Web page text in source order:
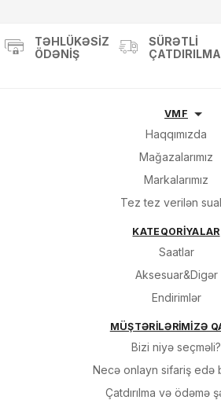
TƏHLÜKƏSIZ
ÖDƏNIŞ
SÜRƏTLI
ÇATDIRILMA
VMF
Haqqımızda
Mağazalarımız
Markalarımız
Tez tez verilən
KATEQORİYALAR
Saatlar
Aksesuar&Digər
Endirimlər
MÜŞTƏRİLƏRİMİZƏ
Bizi niyə seçməli?
Necə onlayn sifariş edə
Çatdırılma və ödəmə